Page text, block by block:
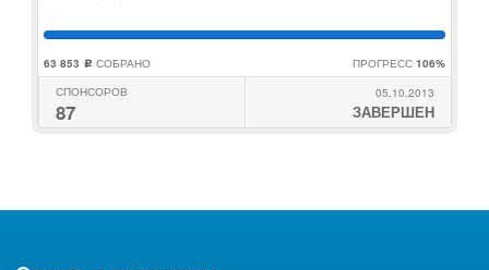
63 853 c СОБРАНО ПРОГРЕСС 106%
СПОНСОРОВ
87
05.10.2013
ЗАВЕРШЕН